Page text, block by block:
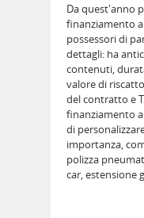
Da quest'anno
finanziamento
possessori di
dettagli: ha
contenuti,
valore di
del contratto e
finanziamento
di
importanza,
polizza
car, estensione